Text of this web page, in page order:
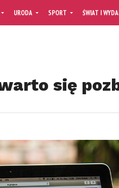
URODA SPORT ŚWIAT I
się